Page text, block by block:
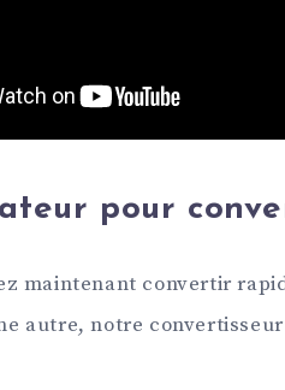
pour
maintenant convertir
autre, notre